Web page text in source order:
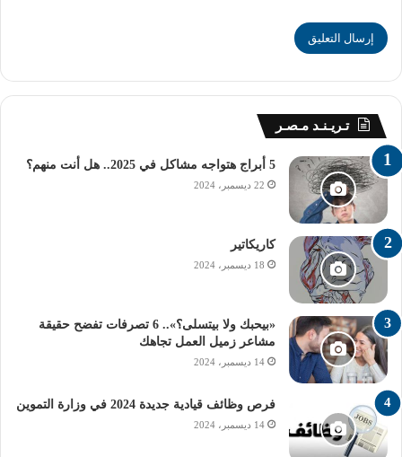
السبت 4 يناير 2025، لتنتهي يوم الخميس 23 يناير 2025.
لينتهي بنهاية العام الدراسي.
خطوات التسجيل في
المدينة الجامعية
بجامعة الأزهر
إذا كنت ترغب في التسجيل للسكن في المدينة الجامعية بجامعة
الأزهر، يجب عليك اتباع الخطوات التالية:
– يبدأ الطالب بالتوجه إلى إدارة المدينة الجامعية في الكلية
تـريـنـد مـصـر
5 أبراج هتواجه مشاكل في 2025.. هل أنت منهم؟
22 ديسمبر، 2024
كاريكاتير
18 ديسمبر، 2024
«بيحبك ولا بيتسلى؟».. 6 تصرفات تفضح حقيقة
مشاعر زميل العمل تجاهك
14 ديسمبر، 2024
فرص وظائف قيادية جديدة 2024 في وزارة التموين
14 ديسمبر، 2024